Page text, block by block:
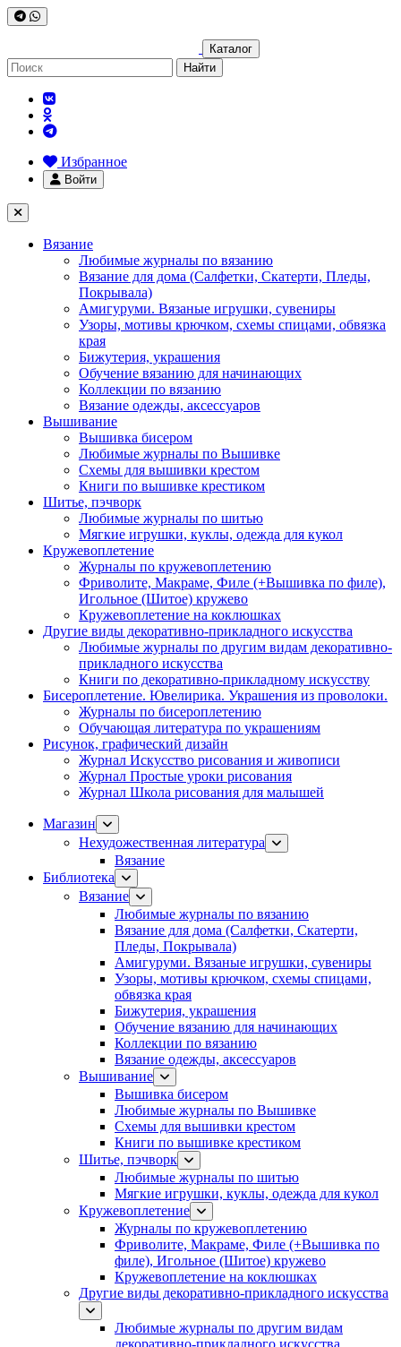
Каталог
Найти
Избранное
Войти
Вязание
Любимые журналы по вязанию
Вязание для дома (Салфетки, Скатерти, Пледы,
Покрывала)
Амигуруми. Вязаные игрушки, сувениры
Узоры, мотивы крючком, схемы спицами, обвязка
края
Бижутерия, украшения
Обучение вязанию для начинающих
Коллекции по вязанию
Вязание одежды, аксессуаров
Вышивание
Вышивка бисером
Любимые журналы по Вышивке
Схемы для вышивки крестом
Книги по вышивке крестиком
Шитье, пэчворк
Любимые журналы по шитью
Мягкие игрушки, куклы, одежда для кукол
Кружевоплетение
Журналы по кружевоплетению
Фриволите, Макраме, Филе (+Вышивка по филе),
Игольное (Шитое) кружево
Кружевоплетение на коклюшках
Другие виды декоративно-прикладного искусства
Любимые журналы по другим видам декоративно-
прикладного искусства
Книги по декоративно-прикладному искусству
Бисероплетение. Ювелирика. Украшения из проволоки.
Журналы по бисероплетению
Обучающая литература по украшениям
Рисунок, графический дизайн
Журнал Искусство рисования и живописи
Журнал Простые уроки рисования
Журнал Школа рисования для малышей
Магазин
Нехудожественная литература
Вязание
Библиотека
Вязание
Любимые журналы по вязанию
Вязание для дома (Салфетки, Скатерти,
Пледы, Покрывала)
Амигуруми. Вязаные игрушки, сувениры
Узоры, мотивы крючком, схемы спицами,
обвязка края
Бижутерия, украшения
Обучение вязанию для начинающих
Коллекции по вязанию
Вязание одежды, аксессуаров
Вышивание
Вышивка бисером
Любимые журналы по Вышивке
Схемы для вышивки крестом
Книги по вышивке крестиком
Шитье, пэчворк
Любимые журналы по шитью
Мягкие игрушки, куклы, одежда для кукол
Кружевоплетение
Журналы по кружевоплетению
Фриволите, Макраме, Филе (+Вышивка по
филе), Игольное (Шитое) кружево
Кружевоплетение на коклюшках
Другие виды декоративно-прикладного искусства
Любимые журналы по другим видам
декоративно-прикладного искусства